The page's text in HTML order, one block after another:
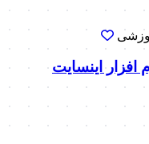
افزار اینسایت